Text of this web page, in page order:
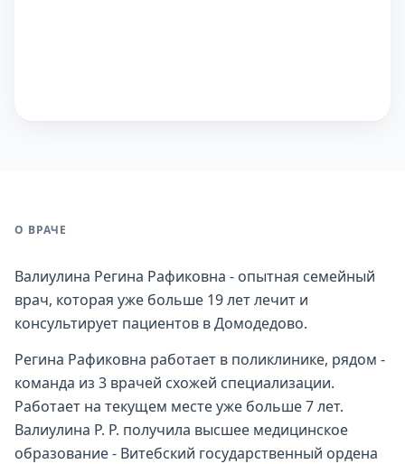
О ВРАЧЕ
Валиулина Регина Рафиковна - опытная семейный
врач, которая уже больше 19 лет лечит и
консультирует пациентов в Домодедово.
Регина Рафиковна работает в поликлинике, рядом -
команда из 3 врачей схожей специализации.
Работает на текущем месте уже больше 7 лет.
Валиулина Р. Р. получила высшее медицинское
образование - Витебский государственный ордена